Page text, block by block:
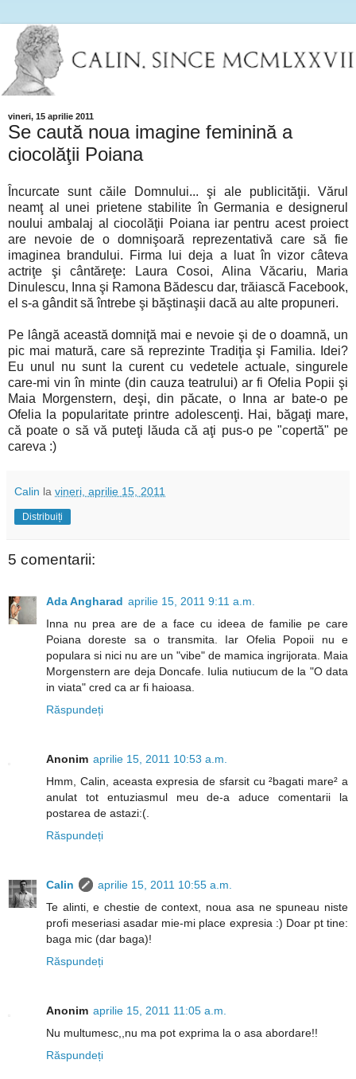
vineri, 15 aprilie 2011
Se caută noua imagine feminină a
ciocolăţii Poiana
Încurcate sunt căile Domnului... şi ale publicităţii. Vărul
neamţ al unei prietene stabilite în Germania e designerul
noului ambalaj al ciocolăţii Poiana iar pentru acest proiect
are nevoie de o domnişoară reprezentativă care să fie
imaginea brandului. Firma lui deja a luat în vizor câteva
actriţe şi cântăreţe: Laura Cosoi, Alina Văcariu, Maria
Dinulescu, Inna şi Ramona Bădescu dar, trăiască Facebook,
el s-a gândit să întrebe şi băştinaşii dacă au alte propuneri.
Pe lângă această domniţă mai e nevoie şi de o doamnă, un
pic mai matură, care să reprezinte Tradiţia şi Familia. Idei?
Eu unul nu sunt la curent cu vedetele actuale, singurele
care-mi vin în minte (din cauza teatrului) ar fi Ofelia Popii şi
Maia Morgenstern, deşi, din păcate, o Inna ar bate-o pe
Ofelia la popularitate printre adolescenţi. Hai, băgaţi mare,
că poate o să vă puteţi lăuda că aţi pus-o pe "copertă" pe
careva :)
Calin la vineri, aprilie 15, 2011
Distribuiți
5 comentarii:
Ada Angharad aprilie 15, 2011 9:11 a.m.
Inna nu prea are de a face cu ideea de familie pe care
Poiana doreste sa o transmita. Iar Ofelia Popoii nu e
populara si nici nu are un "vibe" de mamica ingrijorata. Maia
Morgenstern are deja Doncafe. Iulia nutiucum de la "O data
in viata" cred ca ar fi haioasa.
Răspundeți
Anonim aprilie 15, 2011 10:53 a.m.
Hmm, Calin, aceasta expresia de sfarsit cu ²bagati mare² a
anulat tot entuziasmul meu de-a aduce comentarii la
postarea de astazi:(.
Răspundeți
Calin
aprilie 15, 2011 10:55 a.m.
Te alinti, e chestie de context, noua asa ne spuneau niste
profi meseriasi asadar mie-mi place expresia :) Doar pt tine:
baga mic (dar baga)!
Răspundeți
Anonim aprilie 15, 2011 11:05 a.m.
Nu multumesc,,nu ma pot exprima la o asa abordare!!
Răspundeți